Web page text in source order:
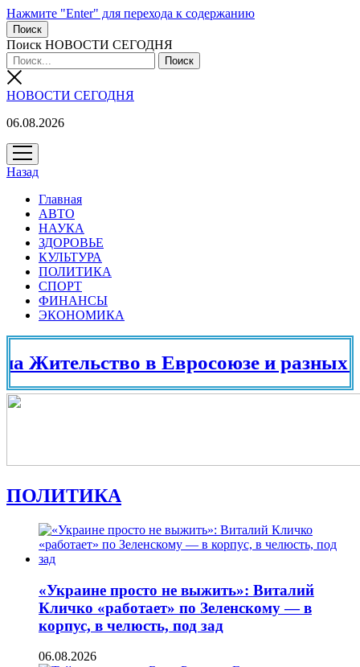
Нажмите "Enter" для перехода к содержанию
Поиск
Поиск НОВОСТИ СЕГОДНЯ
НОВОСТИ СЕГОДНЯ
06.08.2026
открыть
меню
Назад
Главная
АВТО
НАУКА
ЗДОРОВЬЕ
КУЛЬТУРА
ПОЛИТИКА
СПОРТ
ФИНАНСЫ
ЭКОНОМИКА
в Евросоюзе и разных
ПОЛИТИКА
«Украине просто не выжить»: Виталий
Кличко «работает» по Зеленскому — в
корпус, в челюсть, под зад
06.08.2026